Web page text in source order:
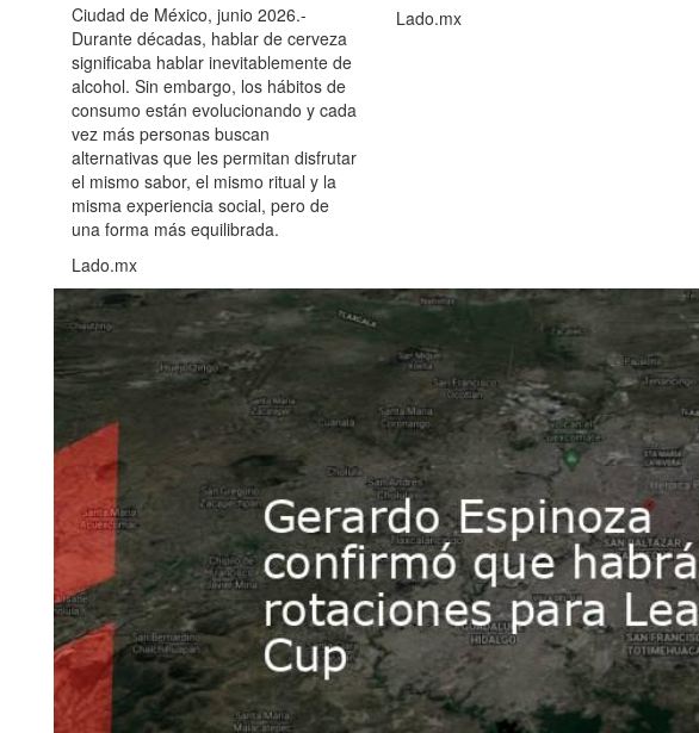
Ciudad de México, junio 2026.-
Durante décadas, hablar de cerveza
significaba hablar inevitablemente de
alcohol. Sin embargo, los hábitos de
consumo están evolucionando y cada
vez más personas buscan
alternativas que les permitan disfrutar
el mismo sabor, el mismo ritual y la
misma experiencia social, pero de
una forma más equilibrada.
Lado.mx
Lado.mx